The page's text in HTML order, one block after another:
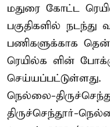
மதுரை கோட்ட
பகுதிகளில்
பணிகளுக்காக
ரெயில்க ளின்
செய்யப்பட்டுள்ளது.
நெல்லை-
திருச்செந்தூர்-